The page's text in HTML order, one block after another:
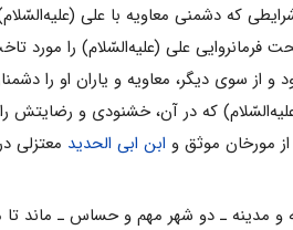
که دشمنی معاویه با علی
فرمانروایی علی (علیه‌السّلام) را مورد
از سوی دیگر، معاویه و یاران او را
که در آن، خشنودی و رضایتش را
مورخان موثق و ابن ابی الحدید معتزلی
و مدینه ـ دو شهر مهم و حساس ـ ماند